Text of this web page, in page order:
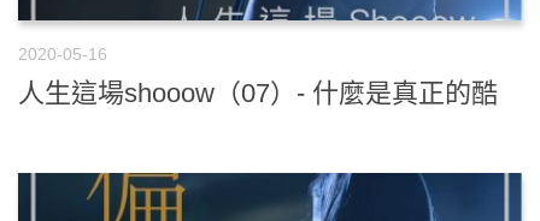
2020-05-16
人生這場shooow（07）- 什麼是真正的酷